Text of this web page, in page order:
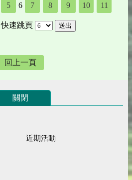
5 6 7 8 9 10 11
快速跳頁
回上一頁
關閉
近期活動